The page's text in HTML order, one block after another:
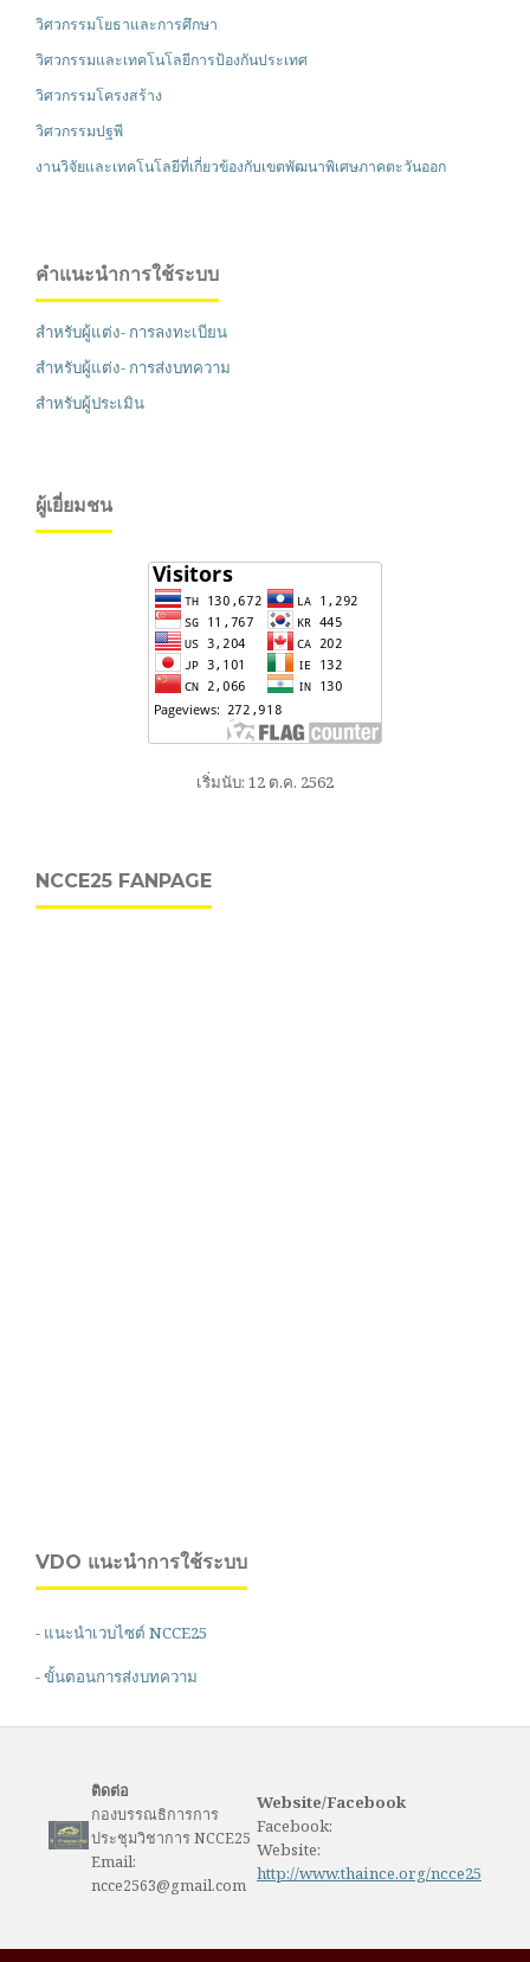
วิศวกรรมโยธาและการศึกษา
วิศวกรรมและเทคโนโลยีการป้องกันประเทศ
วิศวกรรมโครงสร้าง
วิศวกรรมปฐพี
งานวิจัยและเทคโนโลยีที่เกี่ยวข้องกับเขตพัฒนาพิเศษภาคตะวันออก
คำแนะนำการใช้ระบบ
สำหรับผู้แต่ง- การลงทะเบียน
สำหรับผู้แต่ง- การส่งบทความ
สำหรับผู้ประเมิน
ผู้เยี่ยมชน
เริ่มนับ: 12 ต.ค. 2562
NCCE25 FANPAGE
VDO แนะนำการใช้ระบบ
- แนะนำเวบไซต์ NCCE25
-ขั้นตอนการส่งบทความ
ติดต่อ
กองบรรณธิการการ
ประชุมวิชาการ NCCE25
Email:
ncce2563@gmail.com
Website/Facebook
Facebook:
Website:
http://www.thaince.org/ncce25